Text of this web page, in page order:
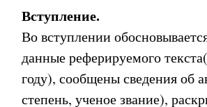
Вступление.
Во вступлении
данные реферируемого
году), сообщены сведения об
степень, ученое звание),